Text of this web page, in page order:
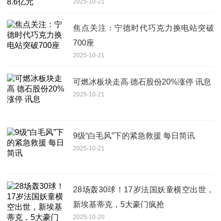
焦点关注：宁德时代巧克力换电站突破
700座
2025-10-21
可燃冰板块走高 德石股份20%涨停 讯息
2025-10-21
9级“白毛风”下的紧急救援 每日简讯
2025-10-21
28场轰30球！17岁法国妖童横空出世，
新埃基蒂克，5大豪门疯抢
2025-10-20